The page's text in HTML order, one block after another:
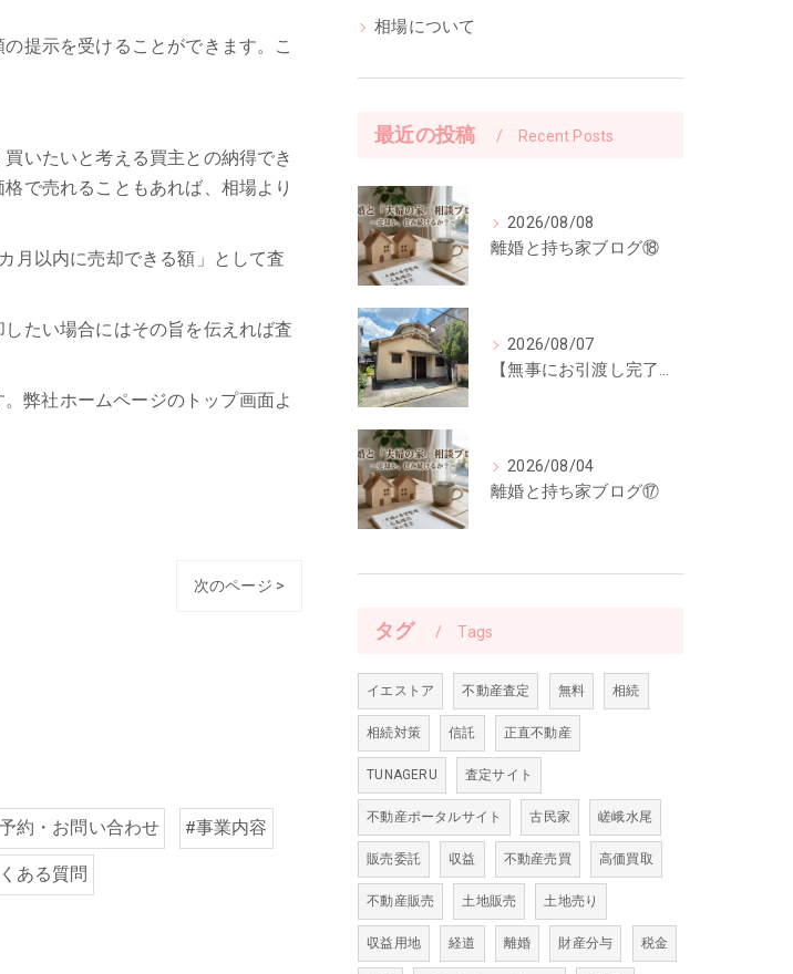
提示を受けることができます。こ
いたいと考える買主との納得でき
で売れることもあれば、相場より
月以内に売却できる額」として査
たい場合にはその旨を伝えれば査
弊社ホームページのトップ画面よ
次のページ >
約・お問い合わせ #事業内容
ある質問
相場について
最近の投稿 Recent Posts
2026/08/08
離婚と持ち家ブログ⑱
2026/08/07
【無事にお引渡し完了】「ご縁に感謝。」前回ご紹介した中古一戸建てのお引渡しが終了しました
2026/08/04
離婚と持ち家ブログ⑰
タグ Tags
イエストア 不動産査定 無料 相続
相続対策 信託 正直不動産
TUNAGERU 査定サイト
不動産ポータルサイト 古民家 嵯峨水尾
販売委託 収益 不動産売買 高価買取
不動産販売 土地販売 土地売り
収益用地 経道 離婚 財産分与 税金